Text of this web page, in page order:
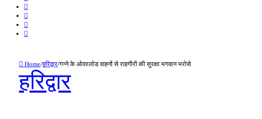
Home/हरिद्वार/गन्ने के ओवरलोड वाहनों से राहगीरों की सुरक्षा भगवान भरोसे
हरिद्वार